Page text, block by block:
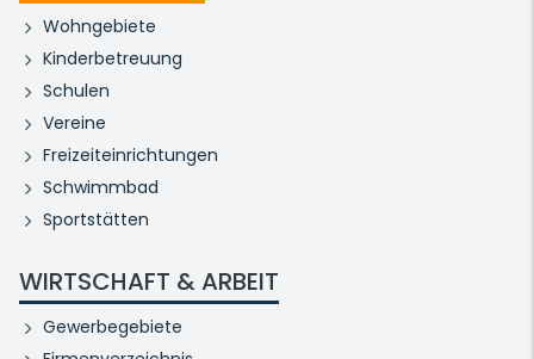
Wohngebiete
Kinderbetreuung
Schulen
Vereine
Freizeiteinrichtungen
Schwimmbad
Sportstätten
WIRTSCHAFT & ARBEIT
Gewerbegebiete